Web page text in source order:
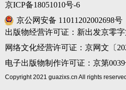
京ICP备18051010号-6
京公网安备 11011202002698号
出版物经营许可证：新出发京零字
网络文化经营许可证：京网文〔
电子出版物制作许可证：京第
Copyright 2021 guazixs.cn All rights